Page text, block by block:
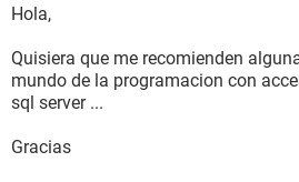
Hola,
Quisiera que me recomienden
mundo de la programacion con
sql server ...
Gracias